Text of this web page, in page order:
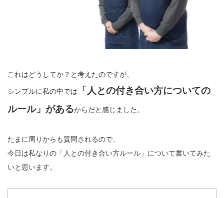
これはどうしてか？と考えたのですが、
シンプルに私の中では
「人との付き合い方についての
ルール」があるからだと感じました。
たまに周りからも質問されるので、
今日は私なりの「人との付き合い方ルール」について書いてみた
いと思います。